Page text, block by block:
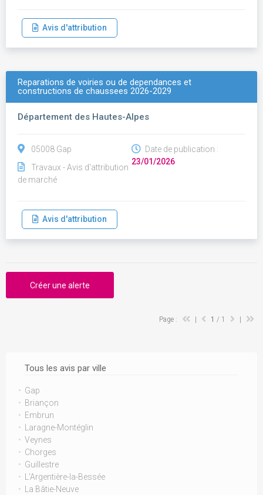
Tous les avis par ville
Gap
Briançon
Embrun
Laragne-Montéglin
Veynes
Chorges
Guillestre
L'Argentière-la-Bessée
La Bâtie-Neuve
Avis d'attribution
Reparations de voiries ou de dependances et
constructions de chaussees 2026-2029
Département des Hautes-Alpes
05008 Gap
Travaux - Avis d'attribution
de marché
Date de publication :
23/01/2026
Avis d'attribution
Créer une alerte
Page : 1 / 1